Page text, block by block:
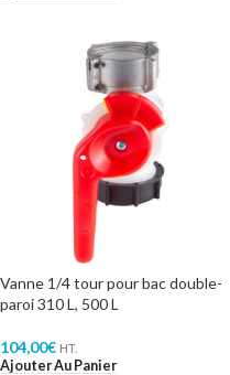
Vanne 1/4 tour pour bac double-
paroi 310 L, 500 L
104,00€ HT.
Ajouter Au Panier